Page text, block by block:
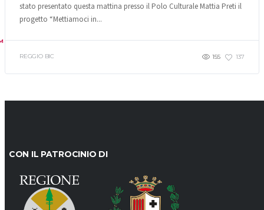
stato presentato questa mattina presso il Polo Culturale Mattia Preti il
progetto “Mettiamoci in...
REGGIO BIC 155 137
CON IL PATROCINIO DI